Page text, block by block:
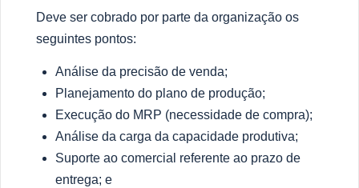
Deve ser cobrado por parte da organização os
seguintes pontos:
Aná lise da precisão de venda;
Planejamento do plano de produção;
Execução do MRP (necessidade de compra);
Análise da carga da capacidade produtiva;
Suporte ao comercial referente ao prazo de
entrega; e